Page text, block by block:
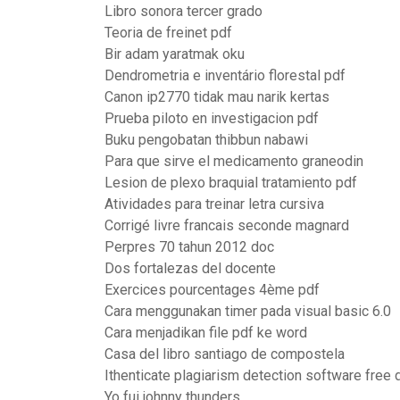
Libro sonora tercer grado
Teoria de freinet pdf
Bir adam yaratmak oku
Dendrometria e inventário florestal pdf
Canon ip2770 tidak mau narik kertas
Prueba piloto en investigacion pdf
Buku pengobatan thibbun nabawi
Para que sirve el medicamento graneodin
Lesion de plexo braquial tratamiento pdf
Atividades para treinar letra cursiva
Corrigé livre francais seconde magnard
Perpres 70 tahun 2012 doc
Dos fortalezas del docente
Exercices pourcentages 4ème pdf
Cara menggunakan timer pada visual basic 6.0
Cara menjadikan file pdf ke word
Casa del libro santiago de compostela
Ithenticate plagiarism detection software free